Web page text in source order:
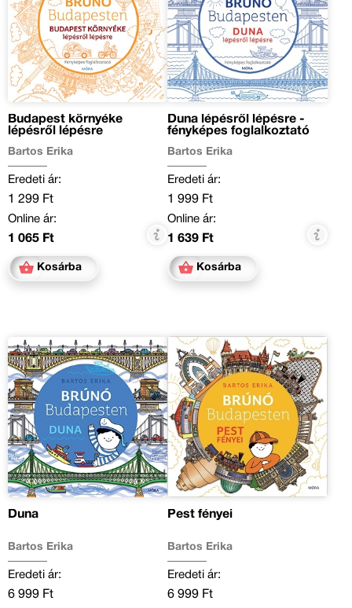
Budapest környéke
lépésről lépésre
Bartos Erika
Eredeti ár:
1 299 Ft
Online ár:
1 065 Ft
Kosárba
Duna lépésről lépésre -
fényképes foglalkoztató
Bartos Erika
Eredeti ár:
1 999 Ft
Online ár:
1 639 Ft
Kosárba
Duna
Bartos Erika
Eredeti ár:
6 999 Ft
Pest fényei
Bartos Erika
Eredeti ár:
6 999 Ft